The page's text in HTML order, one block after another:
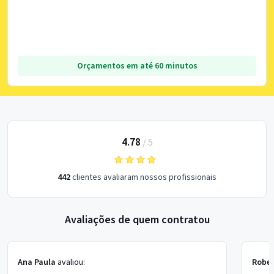
Orçamentos em até 60 minutos
4.78 / 5
442clientes avaliaram nossos profissionais
Avaliações de quem contratou
Ana Paula avaliou: